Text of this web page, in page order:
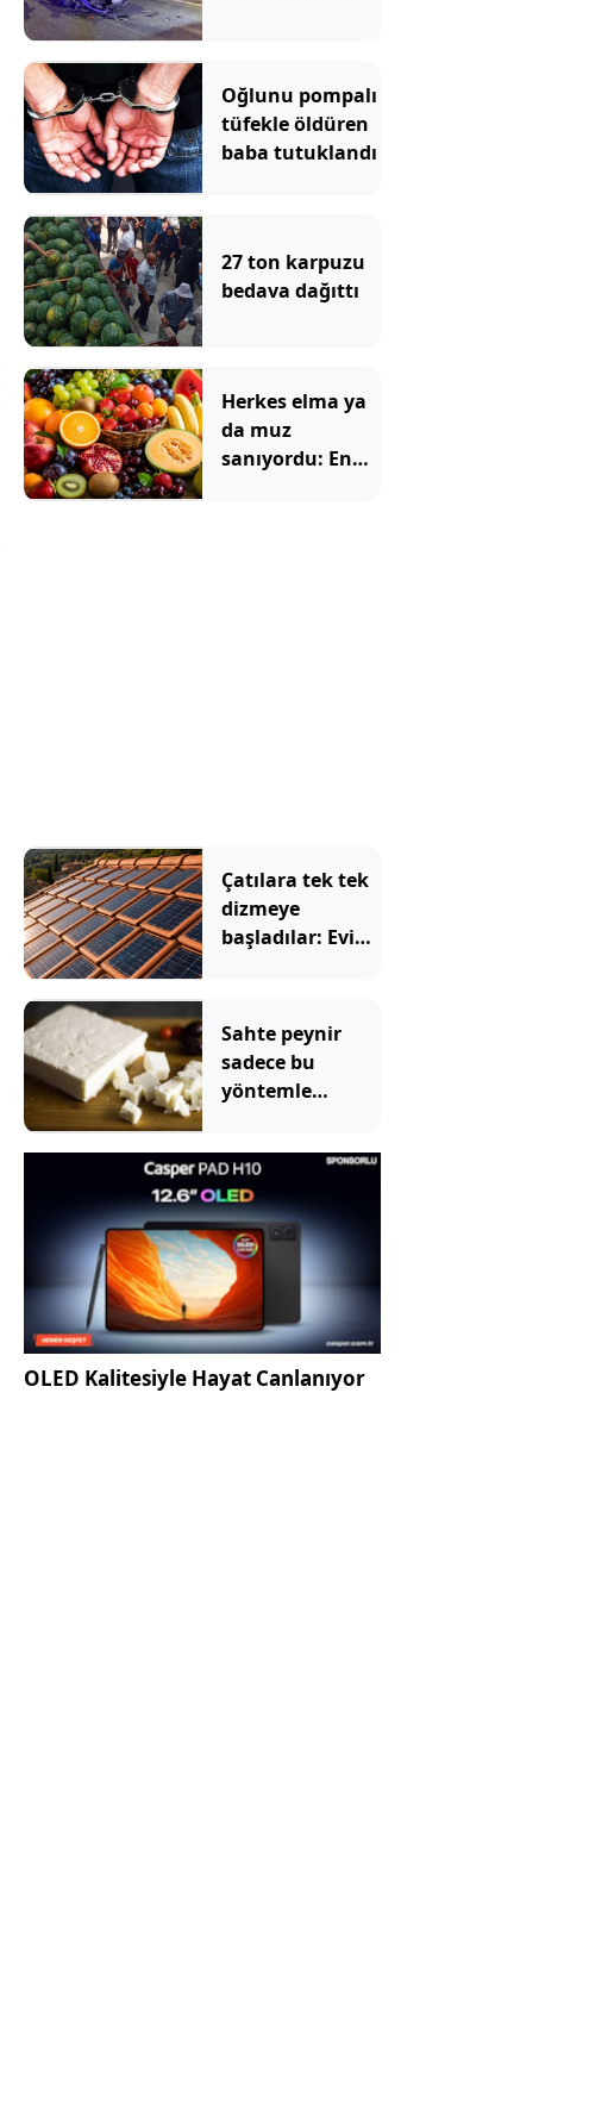
Oğlunu pompalı
tüfekle öldüren
baba tutuklandı
27 ton karpuzu
bedava dağıttı
Herkes elma ya
da muz
sanıyordu: En
Çatılara tek tek
dizmeye
başladılar: Evin
üretecek
Sahte peynir
sadece bu
yöntemle
OLED Kalitesiyle Hayat Canlanıyor